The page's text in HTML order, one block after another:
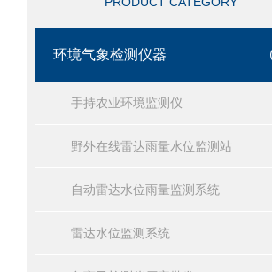
环境气象检测仪器
手持农业环境监测仪
野外在线雷达雨量水位监测站
自动雷达水位雨量监测系统
雷达水位监测系统